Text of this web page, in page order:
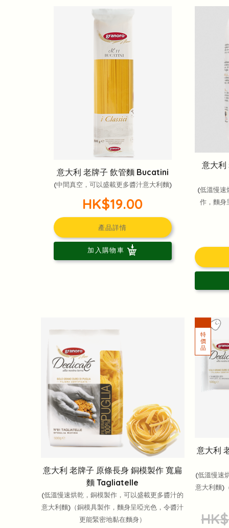
意大利 老牌子 飲管麵 Bucatini
(中間真空，可以盛載更多醬汁意大利麵)
HK$19.00
產品詳情
加入購物車
意大利
(低溫慢速
作，麵身
意大利 老牌子 原條長身 銅模製作 寬扁
麵 Tagliatelle
(低溫慢速烘乾，銅模製作，可以盛載更多醬汁的
意大利麵)（銅模具製作，麵身呈啞光色，令醬汁
更能緊密地黏在麵身）
意大利
(低溫慢速
意大利麵)